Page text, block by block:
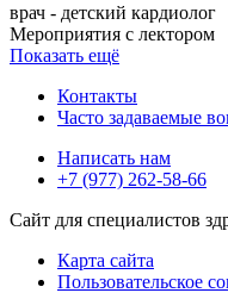
врач - детский кардиолог
Мероприятия с лектором
Показать ещё
Контакты
Часто задаваемые
Написать нам
+7 (977) 262-58-66
Сайт для специалистов
Карта сайта
Пользовательское